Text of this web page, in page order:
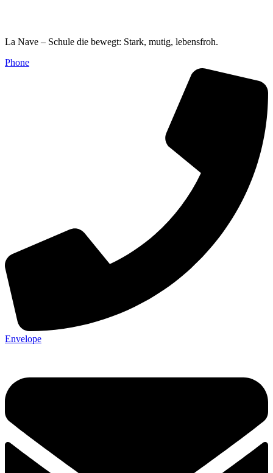
La Nave – Schule die bewegt: Stark, mutig, lebensfroh.
Phone
Envelope